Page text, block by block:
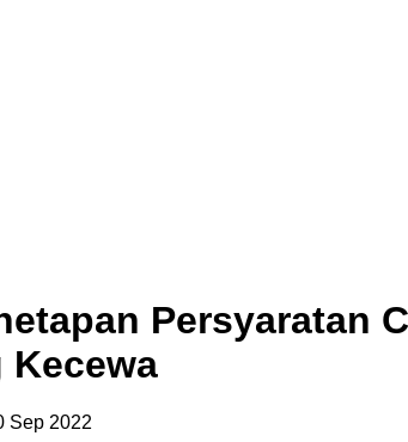
Persyaratan
Kecewa
Sep 2022